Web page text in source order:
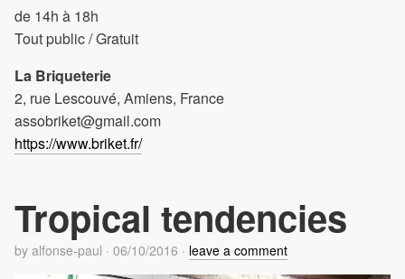
de 14h à 18h
Tout public / Gratuit
La Briqueterie
2, rue Lescouvé, Amiens, France
assobriket@gmail.com
https://www.briket.fr/
Tropical tendencies
by alfonse-paul · 06/10/2016 · leave a comment